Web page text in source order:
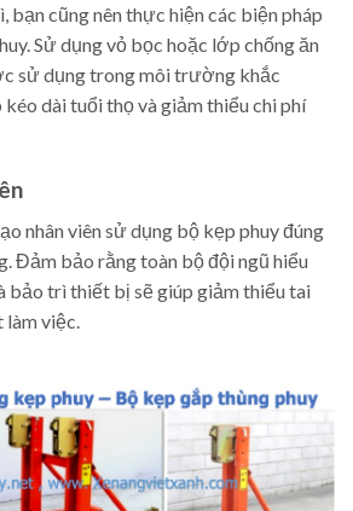
bạn cũng nên thực hiện các biện pháp
Sử dụng vỏ bọc hoặc lớp chống ăn
sử dụng trong môi trường khắc
dài tuổi thọ và giảm thiểu chi phí
nhân viên sử dụng bộ kẹp phuy đúng
Đảm bảo rằng toàn bộ đội ngũ hiểu
bảo trì thiết bị sẽ giúp giảm thiểu tai
làm việc.